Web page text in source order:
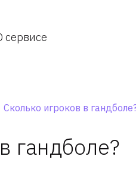
сервисе
Сколько игроков в
гандболе?